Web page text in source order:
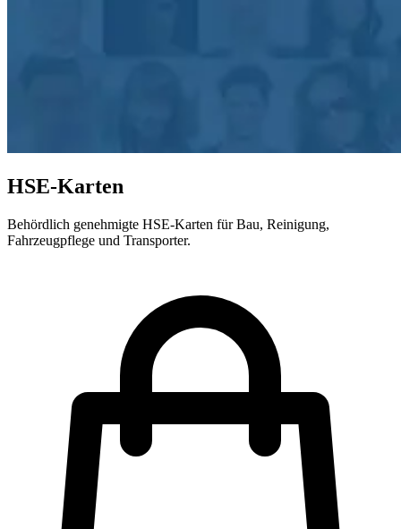
HSE-Karten
Behördlich genehmigte HSE-Karten für Bau, Reinigung,
Fahrzeugpflege und Transporter.